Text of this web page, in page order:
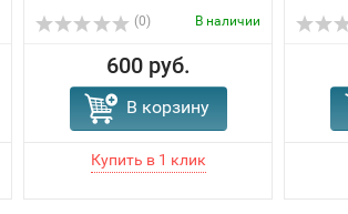
(0) В наличии
600 руб.
В корзину